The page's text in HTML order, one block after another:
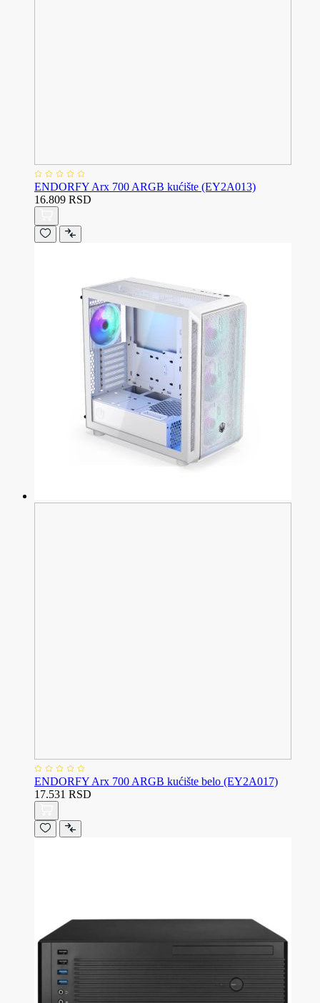
ENDORFY Arx 700 ARGB kućište (EY2A013)
16.809 RSD
ENDORFY Arx 700 ARGB kućište belo (EY2A017)
17.531 RSD